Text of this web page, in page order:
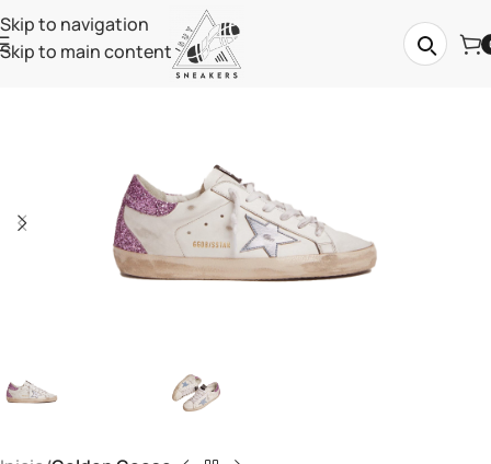
Skip to navigation
Skip to main content